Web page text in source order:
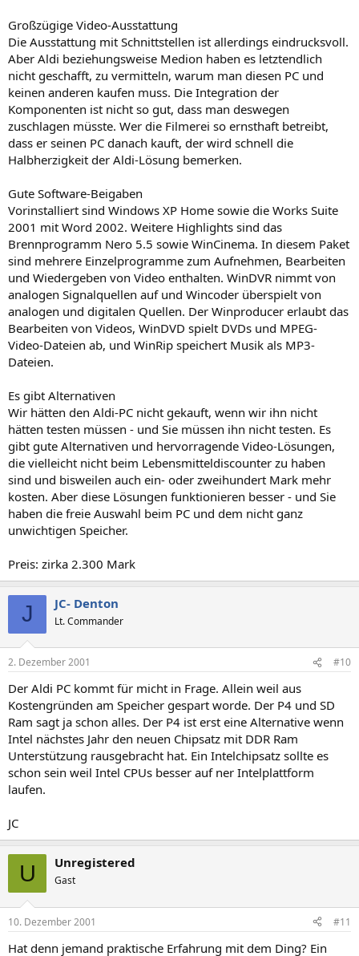
Großzügige Video-Ausstattung
Die Ausstattung mit Schnittstellen ist allerdings eindrucksvoll.
Aber Aldi beziehungsweise Medion haben es letztendlich
nicht geschafft, zu vermitteln, warum man diesen PC und
keinen anderen kaufen muss. Die Integration der
Komponenten ist nicht so gut, dass man deswegen
zuschlagen müsste. Wer die Filmerei so ernsthaft betreibt,
dass er seinen PC danach kauft, der wird schnell die
Halbherzigkeit der Aldi-Lösung bemerken.
Gute Software-Beigaben
Vorinstalliert sind Windows XP Home sowie die Works Suite
2001 mit Word 2002. Weitere Highlights sind das
Brennprogramm Nero 5.5 sowie WinCinema. In diesem Paket
sind mehrere Einzelprogramme zum Aufnehmen, Bearbeiten
und Wiedergeben von Video enthalten. WinDVR nimmt von
analogen Signalquellen auf und Wincoder überspielt von
analogen und digitalen Quellen. Der Winproducer erlaubt das
Bearbeiten von Videos, WinDVD spielt DVDs und MPEG-
Video-Dateien ab, und WinRip speichert Musik als MP3-
Dateien.
Es gibt Alternativen
Wir hätten den Aldi-PC nicht gekauft, wenn wir ihn nicht
hätten testen müssen - und Sie müssen ihn nicht testen. Es
gibt gute Alternativen und hervorragende Video-Lösungen,
die vielleicht nicht beim Lebensmitteldiscounter zu haben
sind und bisweilen auch ein- oder zweihundert Mark mehr
kosten. Aber diese Lösungen funktionieren besser - und Sie
haben die freie Auswahl beim PC und dem nicht ganz
unwichtigen Speicher.
Preis: zirka 2.300 Mark
J JC- Denton
Lt. Commander
2. Dezember 2001 #10
Der Aldi PC kommt für micht in Frage. Allein weil aus
Kostengründen am Speicher gespart worde. Der P4 und SD
Ram sagt ja schon alles. Der P4 ist erst eine Alternative wenn
Intel nächstes Jahr den neuen Chipsatz mit DDR Ram
Unterstützung rausgebracht hat. Ein Intelchipsatz sollte es
schon sein weil Intel CPUs besser auf ner Intelplattform
laufen.
JC
U Unregistered
Gast
10. Dezember 2001 #11
Hat denn jemand praktische Erfahrung mit dem Ding? Ein